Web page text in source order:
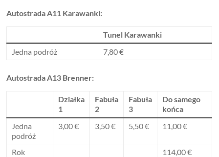
Autostrada A11 Karawanki:
Tunel Karawanki
Jedna podróż
7,80 €
Autostrada A13 Brenner:
Działka
1
Fabuła
2
Fabuła
3
Do samego
końca
Jedna
podróż
3,00 € 3,50 € 5,50 € 11,00 €
Rok
114,00 €